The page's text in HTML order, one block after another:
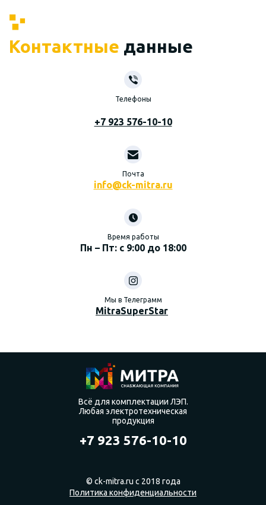
Контактные данные
Телефоны
+7 923 576-10-10
Почта
info@ck-mitra.ru
Время работы
Пн – Пт: с 9:00 до 18:00
Мы в Телеграмм
MitraSuperStar
Всё для комплектации ЛЭП.
Любая электротехническая
продукция
+7 923 576-10-10
© ck-mitra.ru с 2018 года
Политика конфиденциальности